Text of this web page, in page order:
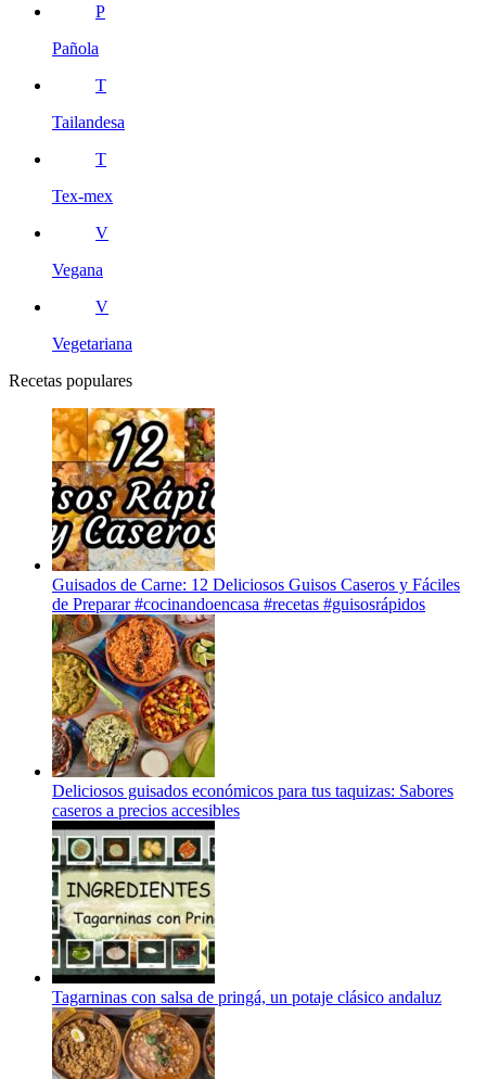
P
Pañola
T
Tailandesa
T
Tex-mex
V
Vegana
V
Vegetariana
Recetas populares
Guisados de Carne: 12 Deliciosos Guisos Caseros y Fáciles
de Preparar #cocinandoencasa #recetas #guisosrápidos
Deliciosos guisados económicos para tus taquizas: Sabores
caseros a precios accesibles
Tagarninas con salsa de pringá, un potaje clásico andaluz